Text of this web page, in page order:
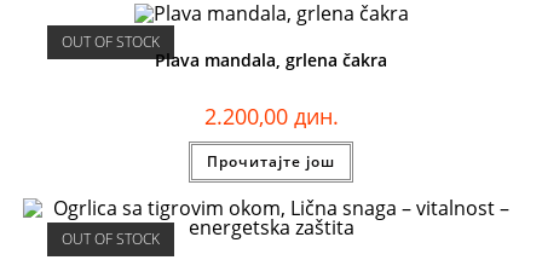
OUT OF STOCK
Plava mandala, grlena čakra
2.200,00 дин.
Прочитајте још
OUT OF STOCK